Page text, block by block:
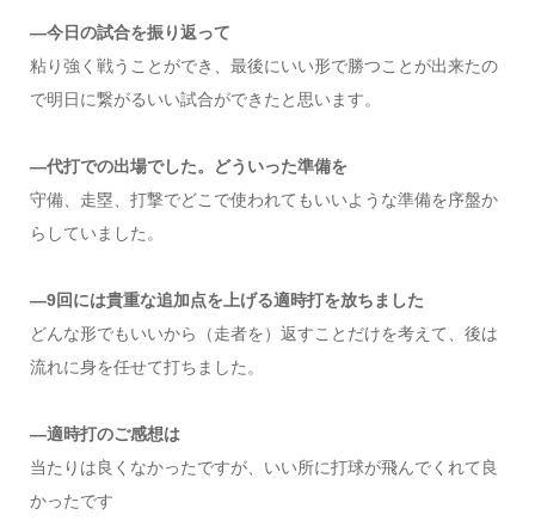
―今日の試合を振り返って
粘り強く戦うことができ、最後にいい形で勝つことが出来たの
で明日に繋がるいい試合ができたと思います。
―代打での出場でした。どういった準備を
守備、走塁、打撃でどこで使われてもいいような準備を序盤か
らしていました。
―9回には貴重な追加点を上げる適時打を放ちました
どんな形でもいいから（走者を）返すことだけを考えて、後は
流れに身を任せて打ちました。
―適時打のご感想は
当たりは良くなかったですが、いい所に打球が飛んでくれて良
かったです